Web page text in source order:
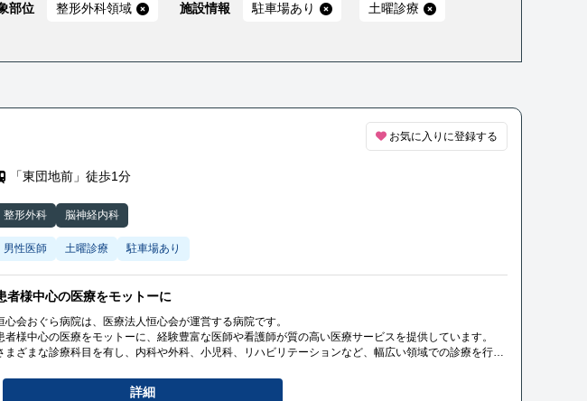
部位 整形外科領域 施設情報 駐車場あり 土曜診療
お気に入りに登録する
「東団地前」徒歩1分
整形外科 脳神経内科
男性医師 土曜診療 駐車場あり
者様中心の医療をモットーに
心会おぐら病院は、医療法人恒心会が運営する病院です。
者様中心の医療をモットーに、経験豊富な医師や看護師が質の高い医療サービスを提供しています。
まざまな診療科目を有し、内科や外科、小児科、リハビリテーションなど、幅広い領域での診療を行っ
詳細